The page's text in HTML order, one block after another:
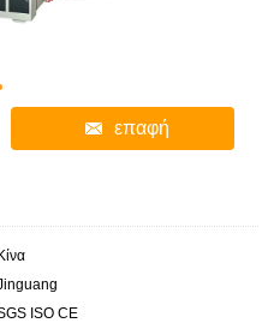
επαφή
ISO CE